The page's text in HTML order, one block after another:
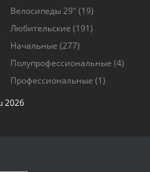
Велосипеды 29" (19)
Любительские (191)
Начальные (277)
Полупрофессиональные (4)
Профессиональные (1)
2026